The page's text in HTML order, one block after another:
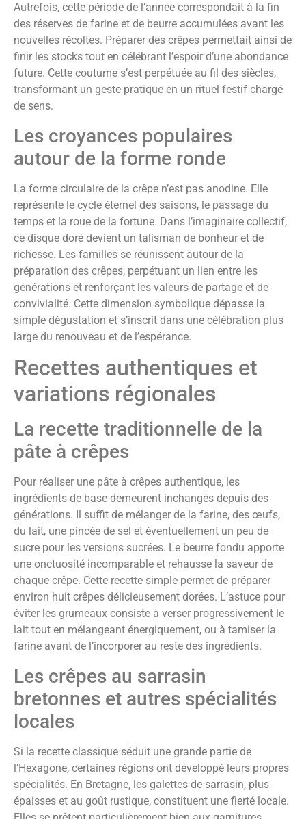
Autrefois, cette période de l’année correspondait à la fin
des réserves de farine et de beurre accumulées avant les
nouvelles récoltes. Préparer des crêpes permettait ainsi de
finir les stocks tout en célébrant l’espoir d’une abondance
future. Cette coutume s’est perpétuée au fil des siècles,
transformant un geste pratique en un rituel festif chargé
de sens.
Les croyances populaires
autour de la forme ronde
La forme circulaire de la crêpe n’est pas anodine. Elle
représente le cycle éternel des saisons, le passage du
temps et la roue de la fortune. Dans l’imaginaire collectif,
ce disque doré devient un talisman de bonheur et de
richesse. Les familles se réunissent autour de la
préparation des crêpes, perpétuant un lien entre les
générations et renforçant les valeurs de partage et de
convivialité. Cette dimension symbolique dépasse la
simple dégustation et s’inscrit dans une célébration plus
large du renouveau et de l’espérance.
Recettes authentiques et
variations régionales
La recette traditionnelle de la
pâte à crêpes
Pour réaliser une pâte à crêpes authentique, les
ingrédients de base demeurent inchangés depuis des
générations. Il suffit de mélanger de la farine, des œufs,
du lait, une pincée de sel et éventuellement un peu de
sucre pour les versions sucrées. Le beurre fondu apporte
une onctuosité incomparable et rehausse la saveur de
chaque crêpe. Cette recette simple permet de préparer
environ huit crêpes délicieusement dorées. L’astuce pour
éviter les grumeaux consiste à verser progressivement le
lait tout en mélangeant énergiquement, ou à tamiser la
farine avant de l’incorporer au reste des ingrédients.
Les crêpes au sarrasin
bretonnes et autres spécialités
locales
Si la recette classique séduit une grande partie de
l’Hexagone, certaines régions ont développé leurs propres
spécialités. En Bretagne, les galettes de sarrasin, plus
épaisses et au goût rustique, constituent une fierté locale.